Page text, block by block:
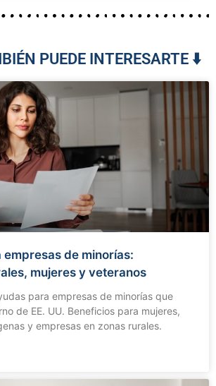
PUEDE INTERESARTE ⬇️
empresas de minorías:
mujeres y veteranos
para empresas de minorías que
de EE. UU. Beneficios para mujeres,
y empresas en zonas rurales.